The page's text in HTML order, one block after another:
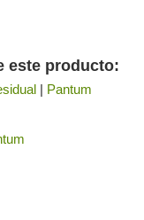
este producto:
| Pantum